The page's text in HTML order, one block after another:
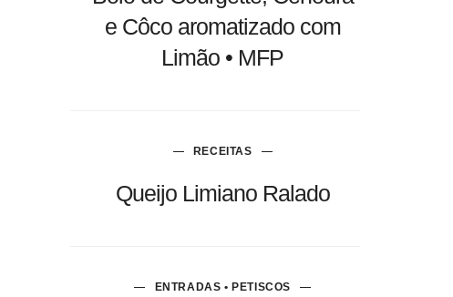
e Côco aromatizado com
Limão • MFP
RECEITAS
Queijo Limiano Ralado
ENTRADAS • PETISCOS